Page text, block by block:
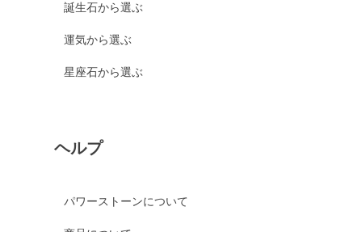
誕生石から選ぶ
運気から選ぶ
星座石から選ぶ
ヘルプ
パワーストーンについて